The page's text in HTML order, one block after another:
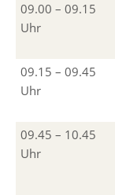
09.00 – 09.15
Uhr
09.15 – 09.45
Uhr
09.45 – 10.45
Uhr